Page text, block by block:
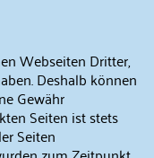
Webseiten Dritter,
Deshalb können
Gewähr
Seiten ist stets
Seiten